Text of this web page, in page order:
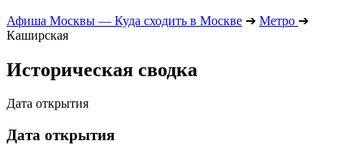
Афиша Москвы — Куда сходить в Москве ➔ Метро ➔
Каширская
Историческая сводка
Дата открытия
Дата открытия